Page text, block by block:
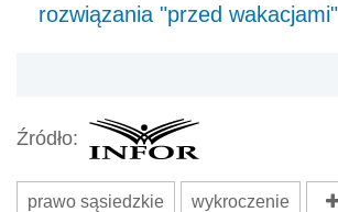
rozwiązania "przed wakacjami"
Źródło:
prawo sąsiedzkie wykroczenie